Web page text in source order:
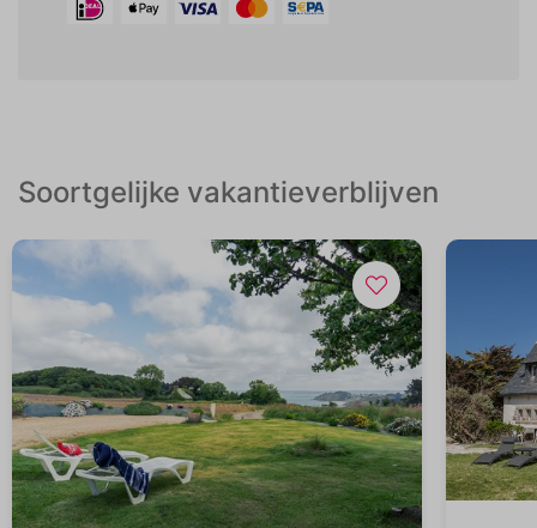
Soortgelijke vakantieverblijven